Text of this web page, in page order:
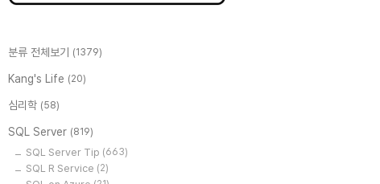
분류 전체보기 (1379)
Kang's Life (20)
심리학 (58)
SQL Server (819)
SQL Server Tip (663)
SQL R Service (2)